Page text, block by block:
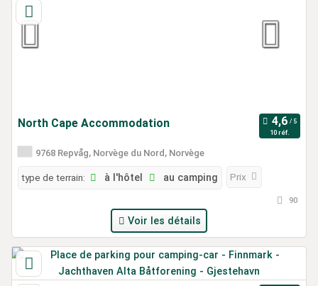
North Cape Accommodation
10 réf.
9768 Repvåg, Norvège du Nord, Norvège
type de terrain: à l'hôtel au camping Prix
90
Voir les détails